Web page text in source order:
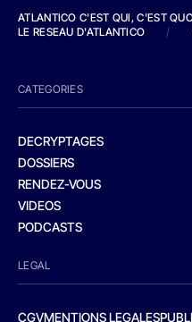
ATLANTICO C'EST QUI, C'EST
LE RESEAU D'ATLANTICO
/
CATEGORIES
DECRYPTAGES
DOSSIERS
RENDEZ-VOUS
VIDEOS
PODCASTS
LEGAL
CGVMENTIONS LEGALES